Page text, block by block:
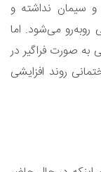
سیمان نداشته و
روبه‌رو می‌شود. اما
صورت فراگیر در
روند افزایشی